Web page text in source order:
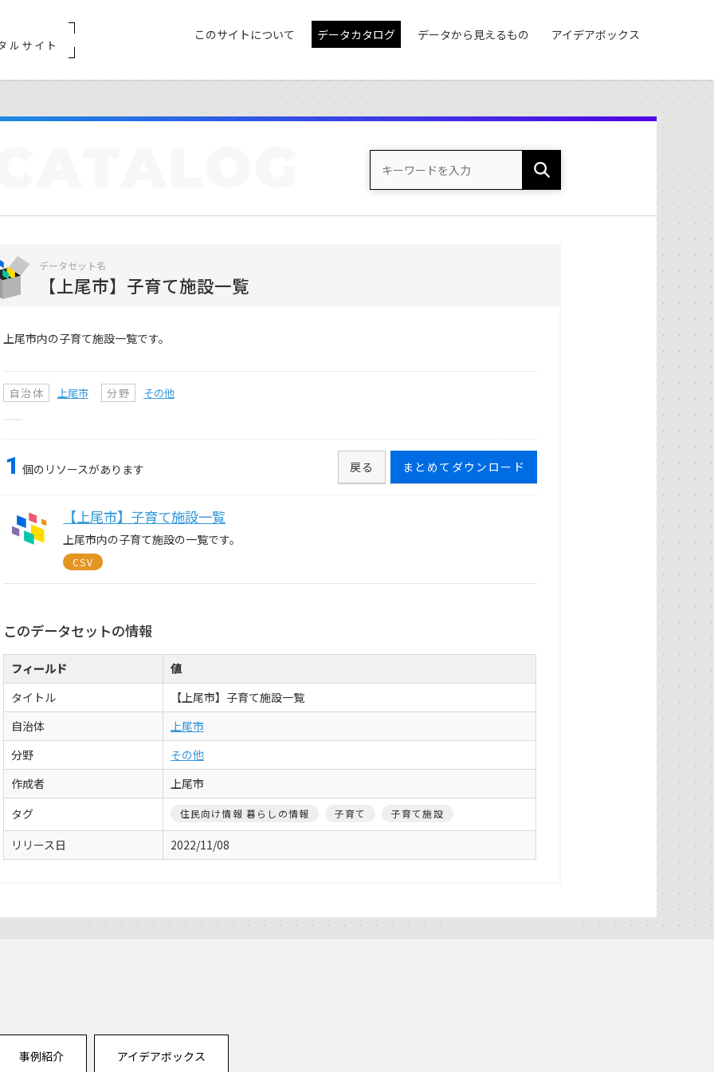
ルサイト
このサイトについて データカタログ データから見えるもの アイデアボックス
データセット名
【上尾市】子育て施設一覧
上尾市内の子育て施設一覧です。
自治体 上尾市 分野 その他
1 個のリソースがあります まとめてダウンロード
戻る
【上尾市】子育て施設一覧
上尾市内の子育て施設の一覧です。
CSV
このデータセットの情報
フィールド
値
タイトル
【上尾市】子育て施設一覧
自治体
上尾市
分野
その他
作成者
上尾市
タグ
住民向け情報 暮らしの情報 子育て 子育て施設
リリース日 2022/11/08
事例紹介 アイデアボックス